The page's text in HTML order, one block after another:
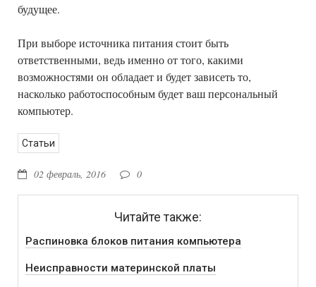
будущее.
При выборе источника питания стоит быть
ответственными, ведь именно от того, какими
возможностями он обладает и будет зависеть то,
насколько работоспособным будет ваш персональный
компьютер.
Статьи
02 февраль, 2016 0
Читайте также:
Распиновка блоков питания компьютера
Неисправности материнской платы